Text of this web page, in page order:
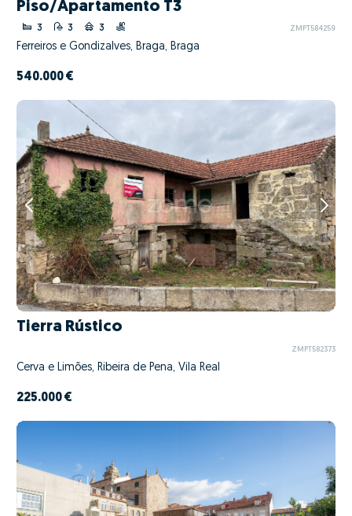
Piso/Apartamento T3
3 3 3 ZMPT584259
Ferreiros e Gondizalves, Braga, Braga
540.000 €
Tierra Rústico
ZMPT582373
Cerva e Limões, Ribeira de Pena, Vila Real
225.000 €